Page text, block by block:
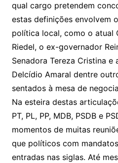
qual cargo pretendem
estas definições envolvem
política local, como o atual
Riedel, o ex-governador
Senadora Tereza Cristina
Delcídio Amaral dentre
sentados à mesa de
Na esteira destas
PT, PL, PP, MDB, PSDB e
momentos de muitas
que políticos com
entradas nas siglas. Até